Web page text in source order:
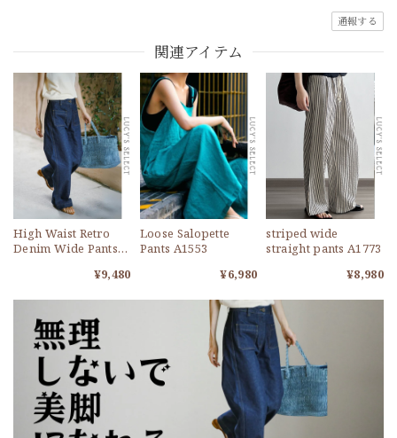
通報する
関連アイテム
High Waist Retro
Denim Wide Pants
¥9,480
Loose Salopette
Pants A1553
¥6,980
striped wide
straight pants A1773
¥8,980